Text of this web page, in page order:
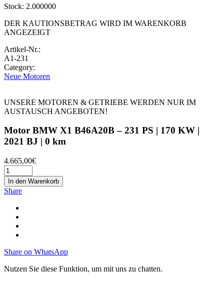
Stock: 2.000000
DER KAUTIONSBETRAG WIRD IM WARENKORB
ANGEZEIGT
Artikel-Nr.:
A1-231
Category:
Neue Motoren
UNSERE MOTOREN & GETRIEBE WERDEN NUR IM
AUSTAUSCH ANGEBOTEN!
Motor BMW X1 B46A20B – 231 PS | 170 KW |
2021 BJ | 0 km
4.665,00€
In den Warenkorb
Share
Share on WhatsApp
Nutzen Sie diese Funktion, um mit uns zu chatten.